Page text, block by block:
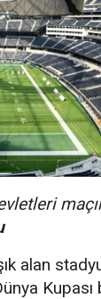
alan